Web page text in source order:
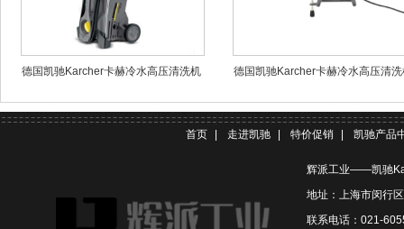
德国凯驰Karcher卡赫冷水高压清洗机
德国凯驰Karcher卡赫冷水高压清洗
首页 走进凯驰 特价促销 凯驰产品
辉派工业——凯驰
地址：上海市闵行
联系电话：021-